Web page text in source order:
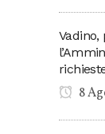
Vadino,
8